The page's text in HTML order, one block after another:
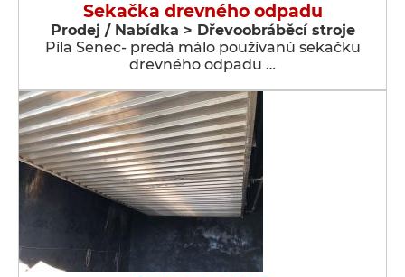
Sekačka drevného odpadu
Prodej / Nabídka > Dřevoobráběcí stroje
Píla Senec- predá málo používanú sekačku
drevného odpadu …